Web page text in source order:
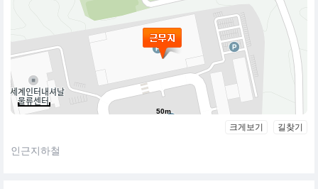
50m
크게보기 길찾기
인근지하철